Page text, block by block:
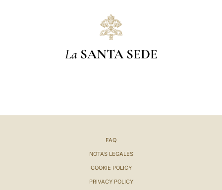
La SANTA SEDE
FAQ
NOTAS LEGALES
COOKIE POLICY
PRIVACY POLICY